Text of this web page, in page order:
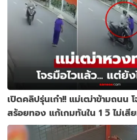
เปิดคลิปรุ่นเก๋า!! แม่เฒ่าข้ามถนน
สร้อยทอง แก้เกมทันใน 1 วิ ไม่เสี